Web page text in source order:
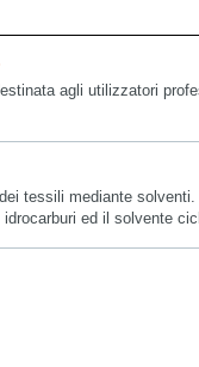
agli utilizzatori
tessili mediante
ed il solvente